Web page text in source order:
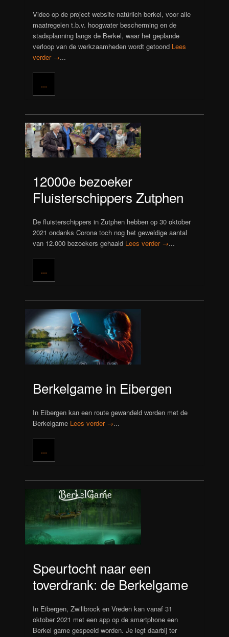
Video op de project website natürlich berkel, voor alle
maatregelen t.b.v. hoogwater bescherming en de
stadsplanning langs de Berkel, waar het geplande
verloop van de werkzaamheden wordt getoond Lees
verder →...
...
12000e bezoeker
Fluisterschippers Zutphen
De fluisterschippers in Zutphen hebben op 30 oktober
2021 ondanks Corona toch nog het geweldige aantal
van 12.000 bezoekers gehaald Lees verder →...
...
Berkelgame in Eibergen
In Eibergen kan een route gewandeld worden met de
Berkelgame Lees verder →...
...
Speurtocht naar een
toverdrank: de Berkelgame
In Eibergen, Zwillbrock en Vreden kan vanaf 31
oktober 2021 met een app op de smartphone een
Berkel game gespeeld worden. Je legt daarbij ter